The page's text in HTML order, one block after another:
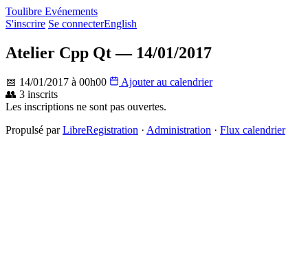
Toulibre Evénements
S'inscrire Se connecterEnglish
Atelier Cpp Qt — 14/01/2017
📅 14/01/2017 à 00h00
Ajouter au calendrier
👥 3 inscrits
Les inscriptions ne sont pas ouvertes.
Propulsé parLibreRegistration · Administration · Flux calendrier